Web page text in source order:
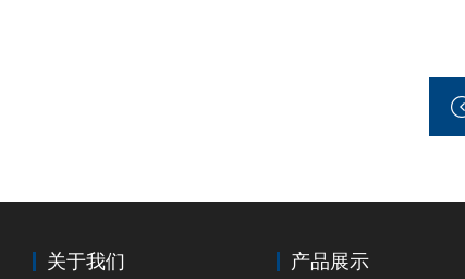
关于我们 产品展示